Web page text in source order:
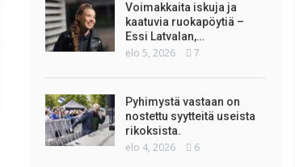
Voimakkaita iskuja ja
kaatuvia ruokapöytiä –
Essi Latvalan,…
elo 5, 2026 7
Pyhimystä vastaan on
nostettu syytteitä useista
rikoksista.
elo 4, 2026 6